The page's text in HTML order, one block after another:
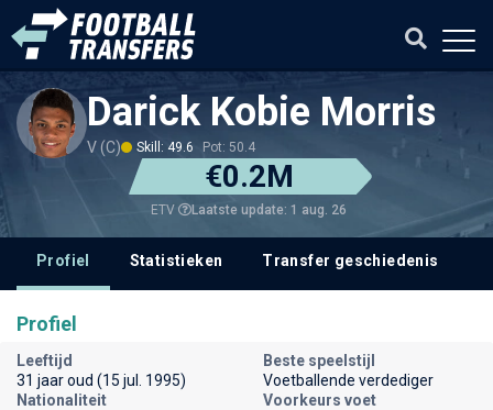
Darick Kobie Morris
V (C) Skill: 49.6 Pot: 50.4
€0.2M
ETV Laatste update: 1 aug. 26
Profiel Statistieken Transfer geschiedenis
Profiel
Leeftijd
31 jaar oud (15 jul. 1995)
Beste speelstijl
Voetballende verdediger
Nationaliteit
Voorkeurs voet